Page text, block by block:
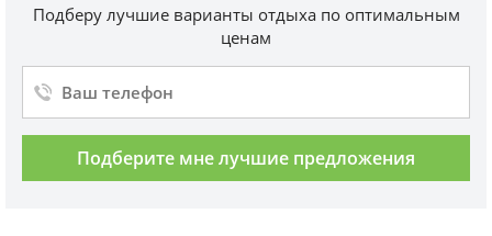
Подберу лучшие варианты отдыха по оптимальным
ценам
Подберите мне лучшие предложения